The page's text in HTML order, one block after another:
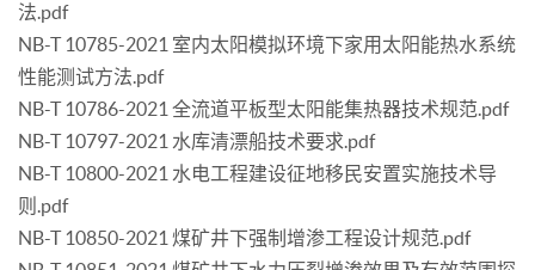
法.pdf
NB-T 10785-2021 室内太阳模拟环境下家用太阳能热水系统
性能测试方法.pdf
NB-T 10786-2021 全流道平板型太阳能集热器技术规范.pdf
NB-T 10797-2021 水库清漂船技术要求.pdf
NB-T 10800-2021 水电工程建设征地移民安置实施技术导
则.pdf
NB-T 10850-2021 煤矿井下强制增渗工程设计规范.pdf